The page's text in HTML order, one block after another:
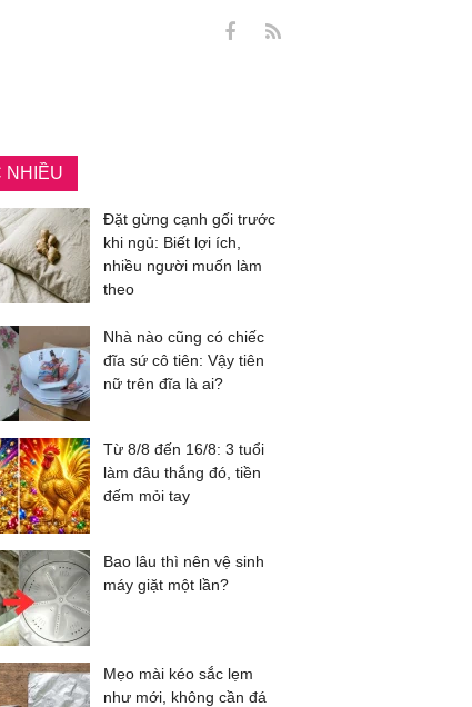
NHIỀU
Đặt gừng cạnh gối trước
khi ngủ: Biết lợi ích,
nhiều người muốn làm
theo
Nhà nào cũng có chiếc
đĩa sứ cô tiên: Vậy tiên
nữ trên đĩa là ai?
Từ 8/8 đến 16/8: 3 tuổi
làm đâu thắng đó, tiền
đếm mỏi tay
Bao lâu thì nên vệ sinh
máy giặt một lần?
Mẹo mài kéo sắc lẹm
như mới, không cần đá